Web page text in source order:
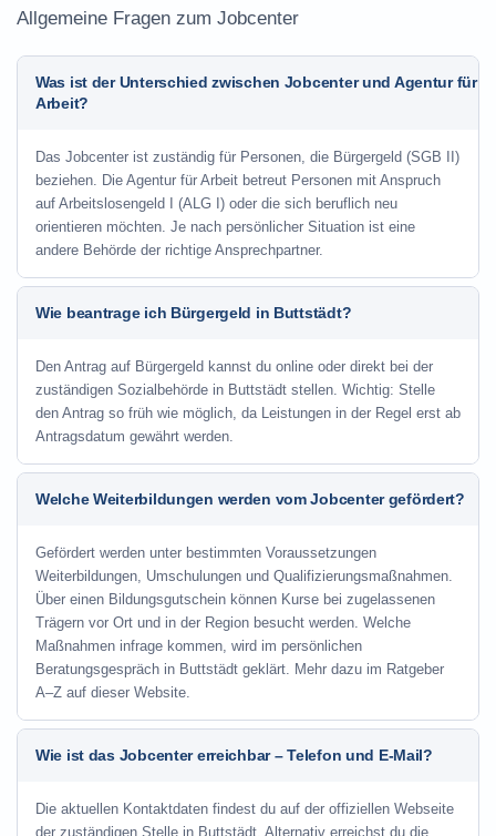
Allgemeine Fragen zum Jobcenter
Was ist der Unterschied zwischen Jobcenter und Agentur für
Arbeit?
Das Jobcenter ist zuständig für Personen, die Bürgergeld (SGB II)
beziehen. Die Agentur für Arbeit betreut Personen mit Anspruch
auf Arbeitslosengeld I (ALG I) oder die sich beruflich neu
orientieren möchten. Je nach persönlicher Situation ist eine
andere Behörde der richtige Ansprechpartner.
Wie beantrage ich Bürgergeld in Buttstädt?
Den Antrag auf Bürgergeld kannst du online oder direkt bei der
zuständigen Sozialbehörde in Buttstädt stellen. Wichtig: Stelle
den Antrag so früh wie möglich, da Leistungen in der Regel erst ab
Antragsdatum gewährt werden.
Welche Weiterbildungen werden vom Jobcenter gefördert?
Gefördert werden unter bestimmten Voraussetzungen
Weiterbildungen, Umschulungen und Qualifizierungsmaßnahmen.
Über einen Bildungsgutschein können Kurse bei zugelassenen
Trägern vor Ort und in der Region besucht werden. Welche
Maßnahmen infrage kommen, wird im persönlichen
Beratungsgespräch in Buttstädt geklärt. Mehr dazu im Ratgeber
A–Z auf dieser Website.
Wie ist das Jobcenter erreichbar – Telefon und E-Mail?
Die aktuellen Kontaktdaten findest du auf der offiziellen Webseite
der zuständigen Stelle in Buttstädt. Alternativ erreichst du die